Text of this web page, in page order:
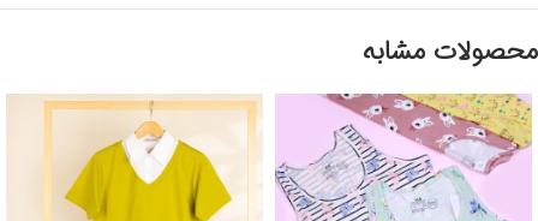
محصولات مشابه